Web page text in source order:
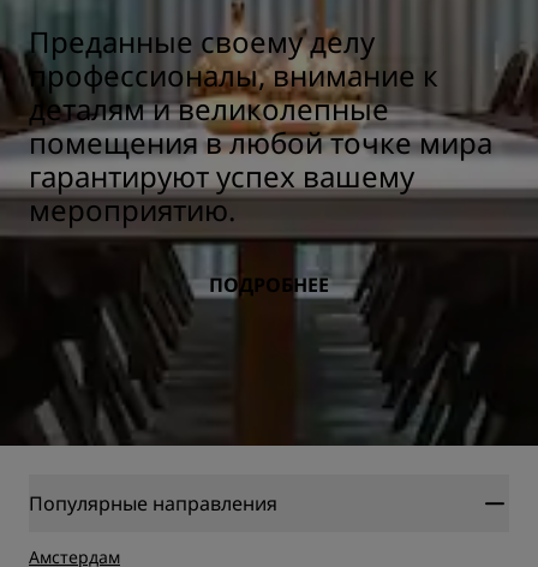
Преданные своему делу
профессионалы, внимание к
деталям и великолепные
помещения в любой точке мира
гарантируют успех вашему
мероприятию.
ПОДРОБНЕЕ
Популярные направления
Амстердам